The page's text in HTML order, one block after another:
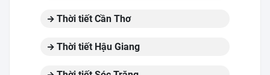
Thời tiết Cần Thơ
Thời tiết Hậu Giang